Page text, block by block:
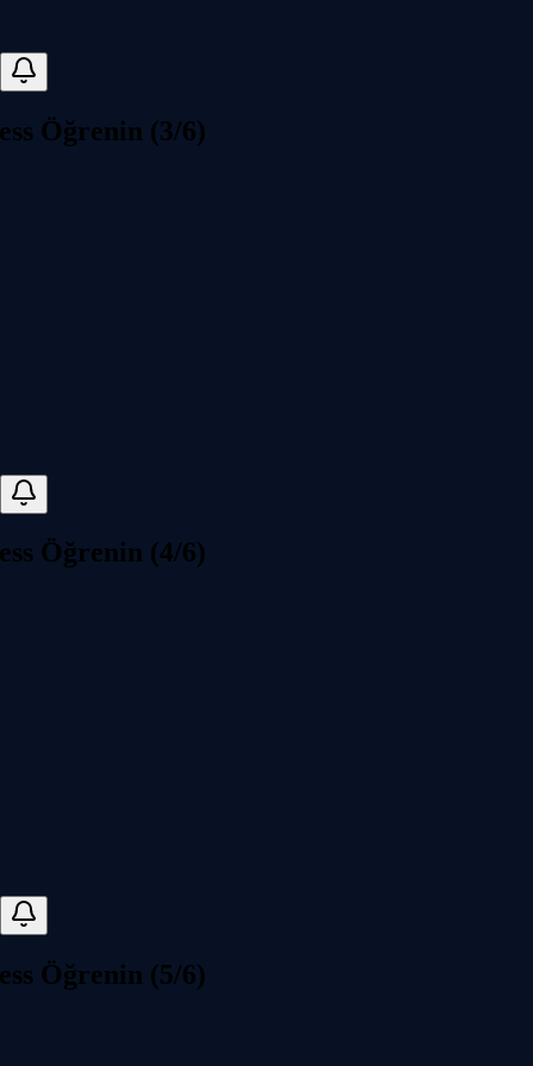
Öğrenin (3/6)
Öğrenin (4/6)
Öğrenin (5/6)